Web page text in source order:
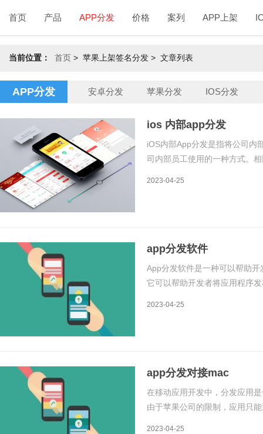
首页 产品 APP分发 价格 案列 APP上架
当前位置： 首页 > 苹果上架签名分发 > 文章列表
APP分发 安卓分发 苹果分发 IOS分发
ios 内部app分发
iOS内部App分发是指将公司内
司内部员工使用的一种方式。
2023-04-25
app分发软件
App分发软件是一种可以帮助
它可以帮助开发者将应用程序
2023-04-25
app分发对接mac
在移动应用开发中，分发应用
由于苹果公司的限制，应用只
2023-04-25